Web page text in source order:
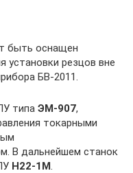
быть оснащен
установки резцов вне
БВ-2011.
типа ЭМ-907,
токарными
В дальнейшем станок
Н22-1М